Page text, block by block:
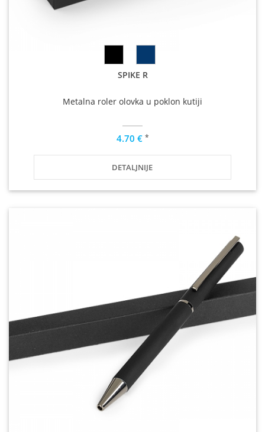
SPIKE R
Metalna roler olovka u poklon kutiji
4.70 € *
DETALJNIJE